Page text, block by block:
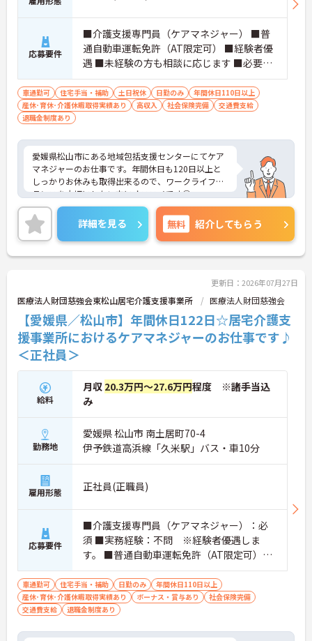
応募要件
■介護支援専門員（ケアマネジャー） ■普
通自動車運転免許（AT限定可） ■経験者優
遇 ■未経験の方も相談に応じます ■必要な
ＰＣスキル：ワード・エクセルの基本操作
車通勤可 住宅手当・補助 土日祝休 日勤のみ
年間休日110日以上
産休･育休･介護休暇取得実績あり
高収入 社会保険完備
交通費支給
退職金制度あり
愛媛県松山市にある地域包括支援センターにてケア
マネジャーのお仕事です。年間休日も120日以上と
しっかりお休みも取得出来るので、ワークライフバ
ランスを大切にしたい方にオススメです◎
ご興味ある方には、面接対策ポイントなど、さらに
詳細をお話しいたしますのでお気軽にご相談くださ
い。
詳細を見る 無料 紹介してもらう
更新日：2026年07月27日
医療法人財団慈強会東松山居宅介護支援事業所 医療法人財団慈強会
【愛媛県／松山市】年間休日122日☆居宅介護支
援事業所におけるケアマネジャーのお仕事です♪
＜正社員＞
給料
月収 20.3万円～27.6万円程度 ※諸手当込
み
勤務地
愛媛県 松山市 南土居町70-4
伊予鉄道高浜線「久米駅」バス・車10分
雇用形態 正社員(正職員)
応募要件
■介護支援専門員（ケアマネジャー）：必
須 ■実務経験：不問 ※経験者優遇しま
す。 ■普通自動車運転免許（AT限定可）：
必須
車通勤可 住宅手当・補助 日勤のみ
年間休日110日以上
産休･育休･介護休暇取得実績あり
ボーナス・賞与あり
社会保険完備
交通費支給
退職金制度あり